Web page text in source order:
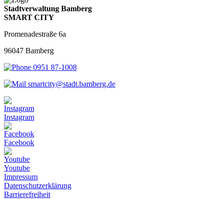
Stadtverwaltung Bamberg
SMART CITY
Promenadestraße 6a
96047 Bamberg
0951 87-1008
smartcity@stadt.bamberg.de
Instagram
Facebook
Youtube
Impressum
Datenschutzerklärung
Barrierefreiheit